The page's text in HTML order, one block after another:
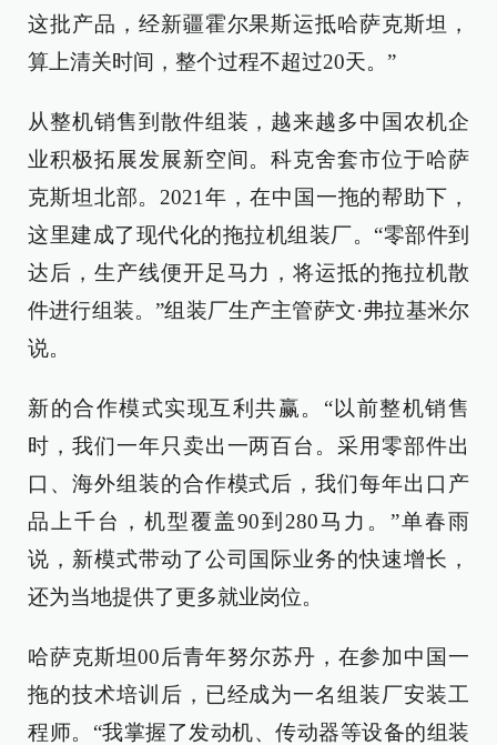
这批产品，经新疆霍尔果斯运抵哈萨克斯坦，
算上清关时间，整个过程不超过20天。”
从整机销售到散件组装，越来越多中国农机企
业积极拓展发展新空间。科克舍套市位于哈萨
克斯坦北部。2021年，在中国一拖的帮助下，
这里建成了现代化的拖拉机组装厂。“零部件到
达后，生产线便开足马力，将运抵的拖拉机散
件进行组装。”组装厂生产主管萨文·弗拉基米尔
说。
新的合作模式实现互利共赢。“以前整机销售
时，我们一年只卖出一两百台。采用零部件出
口、海外组装的合作模式后，我们每年出口产
品上千台，机型覆盖90到280马力。”单春雨
说，新模式带动了公司国际业务的快速增长，
还为当地提供了更多就业岗位。
哈萨克斯坦00后青年努尔苏丹，在参加中国一
拖的技术培训后，已经成为一名组装厂安装工
程师。“我掌握了发动机、传动器等设备的组装